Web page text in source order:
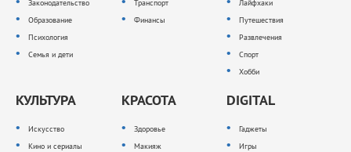
Законодательство
Образование
Психология
Семья и дети
Транспорт
Финансы
Лайфхаки
Путешествия
Развлечения
Спорт
Хобби
КУЛЬТУРА
Искусство
Кино и сериалы
КРАСОТА
Здоровье
Макияж
DIGITAL
Гаджеты
Игры